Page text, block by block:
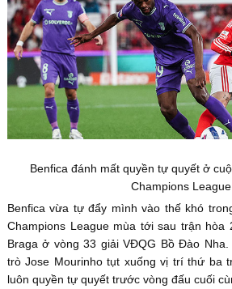
Benfica đánh mất quyền tự quyết ở
Champions League
Benfica vừa tự đẩy mình vào thế khó
Champions League mùa tới sau trận
Braga ở vòng 33 giải VĐQG Bồ Đào
trò Jose Mourinho tụt xuống vị trí thứ ba
luôn quyền tự quyết trước vòng đấu cuối